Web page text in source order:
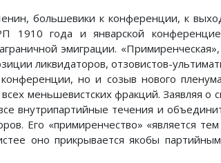
большевики к конференции, к
1910 года и январской
эмиграции.
ликвидаторов, отзовистов-
но и созыв нового
меньшевистских фракций. Заявляя о
внутрипартийные течения и
Его «примиренчество» «является
оно прикрывается якобы